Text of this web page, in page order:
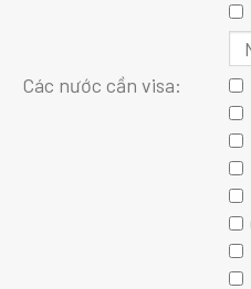
Các nước cần visa: